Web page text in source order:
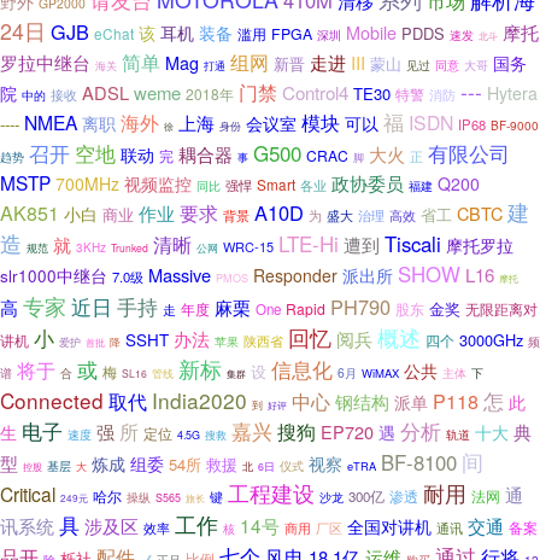
24日 GJB eChat 该 耳机 装备 滥用 FPGA 深圳 Mobile PDDS 速发 北斗 摩托
罗拉中继台 海关 简单 Mag 打通 组网 新晋 走进 III 蒙山 见过 同意 大哥 国务
院 中的 接收 ADSLweme 2018年 门禁 Control4 TE30 特警 消防 --- Hytera
---- NMEA 离职 海外 徐 上海 身份 会议室 模块 可以 福 ISDN IP68 BF-9000
趋势 召开 空地 联动 完 耦合器 事 G500 CRAC 脚 大火 正 有限公司
MSTP 700MHz 视频监控 同比 强悍 Smart 各业 政协委员 福建 Q200
AK851 小白 商业 作业 要求 背景 A10D 为 盛大 治理 高效 省工 CBTC建
造 规范 就 3KHz Trunked 清晰 公网 WRC-15 LTE-Hi 遭到 Tiscali 摩托罗拉
slr1000中继台 7.0级 Massive PMOS Responder 派出所 SHOW L16 摩托
高 专家 近日 手持 走 年度 麻栗 One Rapid PH790 股东 金奖 无限距离对
讲机 小 爱护 首批 降 SSHT 办法 苹果 陕西省 回忆 阅兵概述 四个 3000GHz 频
谱 将于 合 或 梅 SL16 管线 新标 集群 设 信息化 6月 WiMAX 公共 主体 下
Connected 取代 India2020 到 好评 中心钢结构 派单 P118怎 此
生 电子 速度 强 所 定位 4.5G 搜救 嘉兴搜狗 EP720 遇 分析 轨道 十大 典
型 控股 基层 大 炼成 组委 54所 救援 北 6日 仪式 视察 eTRA BF-8100 间
Critical 249元 哈尔 操纵 S565 旅长 键 工程建设 沙龙 300亿 渗透 耐用 法网 通
讯系统具涉及区 效率 工作 核 14号 商用 厂区 全国对讲机 通讯 交通 备案